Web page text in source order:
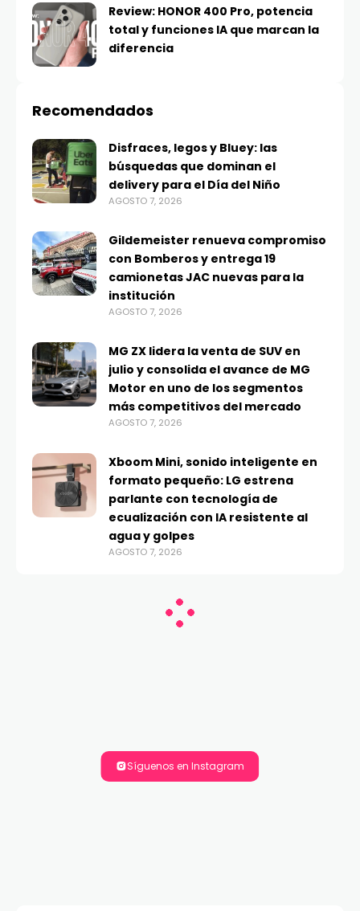
Review: HONOR 400 Pro, potencia
total y funciones IA que marcan la
diferencia
Recomendados
Disfraces, legos y Bluey: las
búsquedas que dominan el
delivery para el Día del Niño
AGOSTO 7, 2026
Gildemeister renueva compromiso
con Bomberos y entrega 19
camionetas JAC nuevas para la
institución
AGOSTO 7, 2026
MG ZX lidera la venta de SUV en
julio y consolida el avance de MG
Motor en uno de los segmentos
más competitivos del mercado
AGOSTO 7, 2026
Xboom Mini, sonido inteligente en
formato pequeño: LG estrena
parlante con tecnología de
ecualización con IA resistente al
agua y golpes
AGOSTO 7, 2026
Síguenos en Instagram